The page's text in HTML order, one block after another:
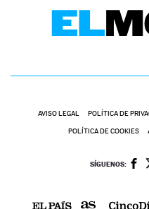
AVISO LEGAL POLÍTICA DE
POLÍTICA DE COOKIES
SÍGUENOS: